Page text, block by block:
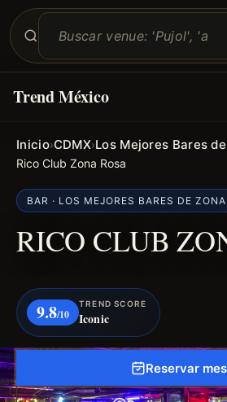
Trend México
Inicio›CDMX›Los Mejores Bares
Rico Club Zona Rosa
BAR · LOS MEJORES BARES DE
RICO CLUB
9.8/10
TREND SCORE
Iconic
Reservar